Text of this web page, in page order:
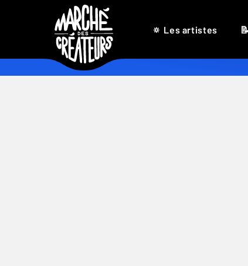
🔅 Les artistes